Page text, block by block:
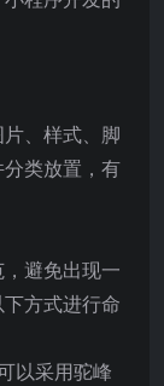
、样式、脚
类放置，有
避免出现一
方式进行命
以采用驼峰